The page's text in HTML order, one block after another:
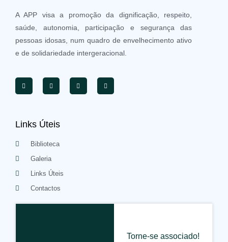
A APP visa a promoção da dignificação, respeito,
saúde, autonomia, participação e segurança das
pessoas idosas, num quadro de envelhecimento ativo
e de solidariedade intergeracional.
Links Úteis
Biblioteca
Galeria
Links Úteis
Contactos
Torne-se associado!